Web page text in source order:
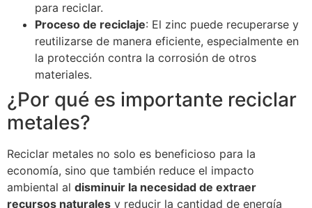
para reciclar.
Proceso de reciclaje: El zinc puede recuperarse y
reutilizarse de manera eficiente, especialmente en
la protección contra la corrosión de otros
materiales.
¿Por qué es importante reciclar
metales?
Reciclar metales no solo es beneficioso para la
economía, sino que también reduce el impacto
ambiental al disminuir la necesidad de extraer
recursos naturales y reducir la cantidad de energía